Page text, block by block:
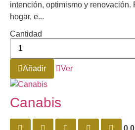
intención, optimismo y renovación.
hogar, e...
Cantidad
Añadir Ver
Canabis
0,0